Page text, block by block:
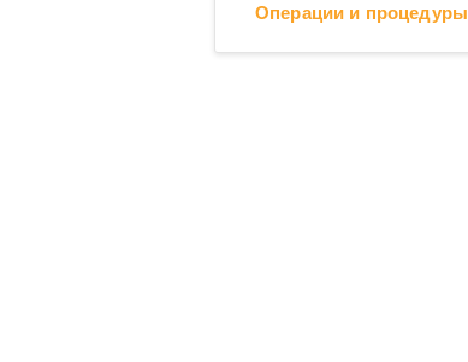
Операции и процедуры